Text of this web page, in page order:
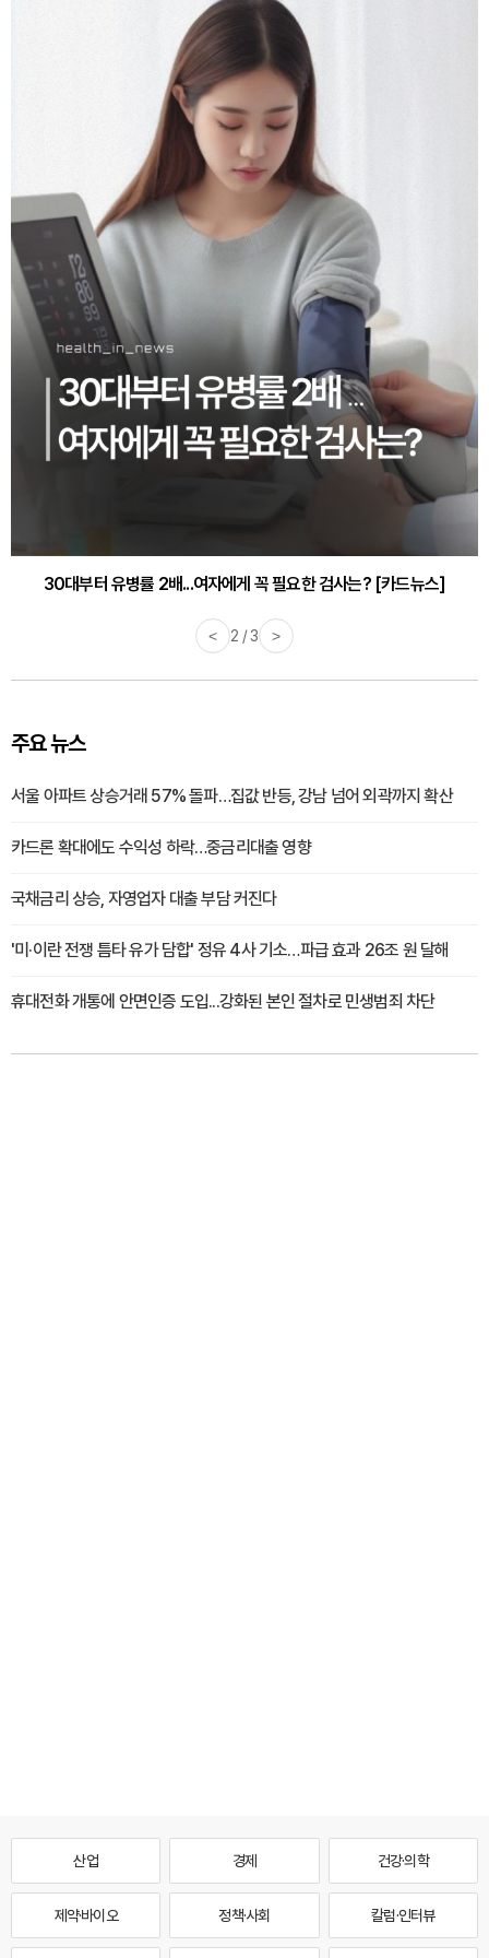
30대부터 유병률 2배...여자에게 꼭 필요한 검사는? [카드뉴스]
감기·독감 예방하고 면역력 높이는 4가지 영양제 [카드뉴스]
< 2 / 3 >
주요 뉴스
서울 아파트 상승거래 57% 돌파…집값 반등, 강남 넘어 외곽까지 확산
카드론 확대에도 수익성 하락…중금리대출 영향
국채금리 상승, 자영업자 대출 부담 커진다
'미·이란 전쟁 틈타 유가 담합' 정유 4사 기소…파급 효과 26조 원 달해
휴대전화 개통에 안면인증 도입...강화된 본인 절차로 민생범죄 차단
산업 경제 건강·의학
제약·바이오 정책·사회 칼럼·인터뷰